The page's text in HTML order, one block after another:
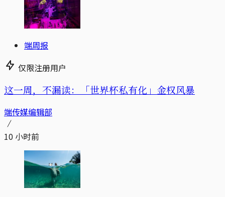
端周报
仅限注册用户
这一周，不漏读：「世界杯私有化」金权风暴
端传媒编辑部
10 小时前